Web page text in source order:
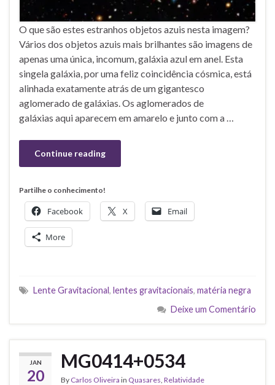
O que são estes estranhos objetos azuis nesta imagem?
Vários dos objetos azuis mais brilhantes são imagens de
apenas uma única, incomum, galáxia azul em anel. Esta
singela galáxia, por uma feliz coincidência cósmica, está
alinhada exatamente atrás de um gigantesco
aglomerado de galáxias. Os aglomerados de
galáxias aqui aparecem em amarelo e junto com a …
Continue reading
Partilhe o conhecimento!
Facebook X Email
More
Lente Gravitacional, lentes gravitacionais, matéria negra
Deixe um Comentário
JAN
20
MG0414+0534
By Carlos Oliveira in Quasares Relatividade